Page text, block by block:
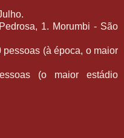
1. Morumbi - São
pessoas (à época, o maior
(o maior estádio